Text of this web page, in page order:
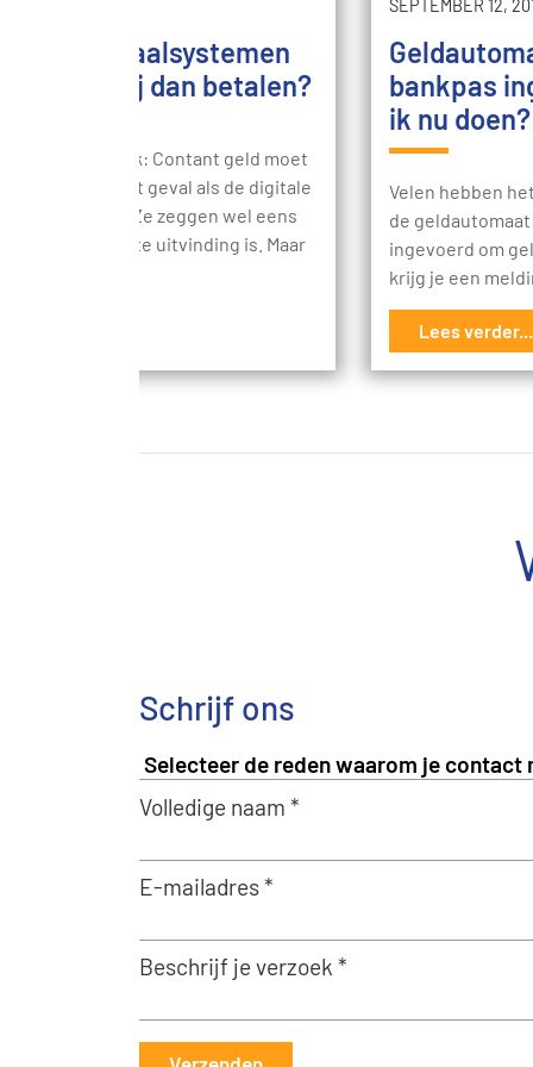
betaalsystemen
hoe zou jij dan betalen?
Bank: Contant geld moet
voor het geval als de digitale
falen. Ze zeggen wel eens
de beste uitvinding is. Maar
SEPTEMBER 12,
bankpas
ik nu doen?
Velen hebben
de
ingevoerd om
krijg je een
Lees verder...
Schrijf ons
Volledige naam *
E-mailadres *
Beschrijf je verzoek *